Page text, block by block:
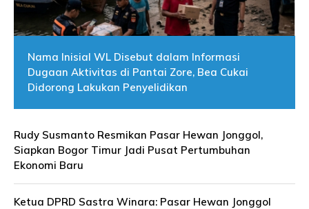
Nama Inisial WL Disebut dalam Informasi
Dugaan Aktivitas di Pantai Zore, Bea Cukai
Didorong Lakukan Penyelidikan
Rudy Susmanto Resmikan Pasar Hewan Jonggol,
Siapkan Bogor Timur Jadi Pusat Pertumbuhan
Ekonomi Baru
Ketua DPRD Sastra Winara: Pasar Hewan Jonggol